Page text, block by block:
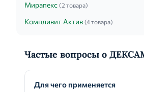
Мирапекс (2 товара)
Компливит Актив (4 товара)
Частые вопросы о
Для чего применяется